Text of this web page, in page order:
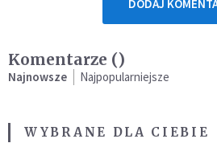
DODAJ
Komentarze ()
Najnowsze Najpopularniejsze
WYBRANE DLA CIEBIE